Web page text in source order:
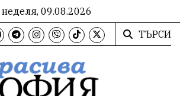
неделя, 09.08.2026
ТЪРСИ